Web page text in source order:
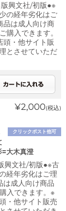
興文社/初版●※
の経年劣化はご
品は成人向け商
購入できます。
頭・他サイト販
とさせていただ
¥2,000(税込)
クリックポスト他可
大木真澄
興文社/初版●※古
経年劣化はご理
は成人向け商品
入できます。※
・他サイト販売